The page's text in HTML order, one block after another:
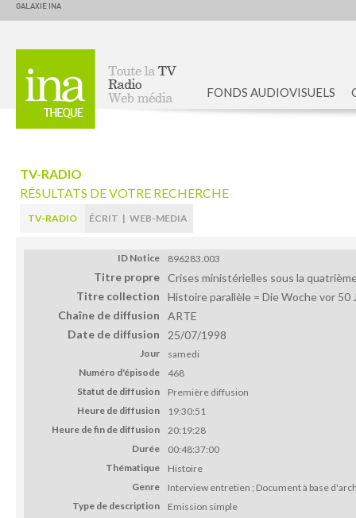
GALAXIE INA
FONDS AUDIOVISUELS
TV-RADIO
RÉSULTATS DE VOTRE RECHERCHE
TV-RADIO ÉCRIT | WEB-MEDIA
ID Notice 896283.003
Titre propre Crises ministérielles sous la
Titre collection
Histoire parallèle = Die Woche vor 50
Chaîne de diffusion
ARTE
Date de diffusion
25/07/1998
Jour
samedi
Numéro d'épisode
468
Statut de diffusion
Première diffusion
Heure de diffusion
19:30:51
Heure de fin de diffusion
20:19:28
Durée
00:48:37:00
Thématique
Histoire
Genre
Interview entretien ; Document à base
Type de description
Emission simple